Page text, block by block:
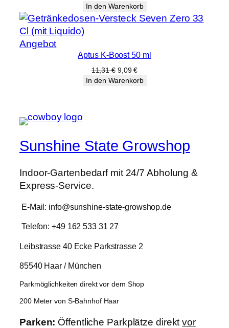
Preis
war:
8,45 €
Preis
ist:
6,79 €.
In den Warenkorb
AngebotProdukt
Angebot
Aptus K-Boost 50 ml
11,31€ Ursprünglicher
Preis
9,09€Aktueller
Preis
In den Warenkorb
Sunshine State Growshop
Indoor-Gartenbedarf mit 24/7 Abholung &
Express-Service.
E-Mail: info@sunshine-state-growshop.de
Telefon: +49 162 533 31 27
Leibstrasse 40 Ecke Parkstrasse 2
85540 Haar / München
Parkmöglichkeiten direkt vor dem Shop
200 Meter von S-Bahnhof Haar
Parken: Öffentliche Parkplätze direktvor